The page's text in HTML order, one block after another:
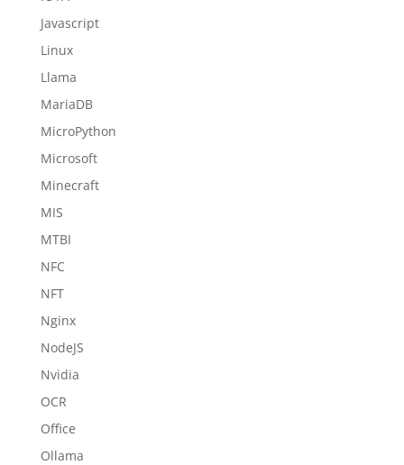
Javascript
Linux
Llama
MariaDB
MicroPython
Microsoft
Minecraft
MIS
MTBI
NFC
NFT
Nginx
NodeJS
Nvidia
OCR
Office
Ollama